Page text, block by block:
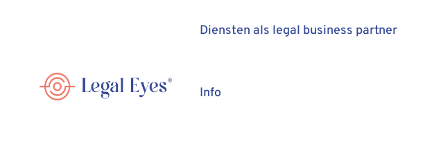
Diensten als legal business partner
Info